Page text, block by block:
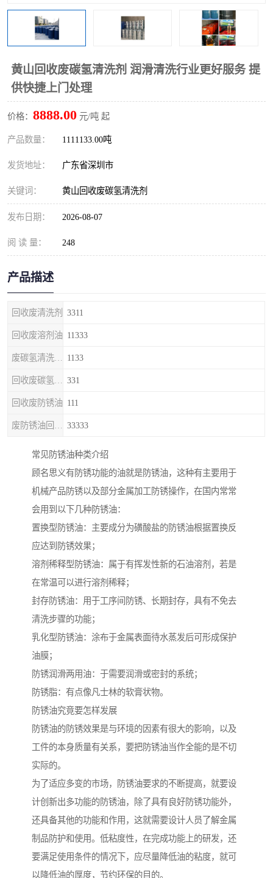
黄山回收废碳氢清洗剂 润滑清洗行业更好服务 提
供快捷上门处理
价格： 8888.00 元/吨 起
产品数量： 1111133.00吨
发货地址： 广东省深圳市
关键词： 黄山回收废碳氢清洗剂
发布日期： 2026-08-07
阅 读 量： 248
产品描述
回收废清洗剂 3311
回收废溶剂油 11333
1133
331
回收废防锈油 111
33333
常见防锈油种类介绍
顾名思义有防锈功能的油就是防锈油，这种有主要用于
机械产品防锈以及部分金属加工防锈操作，在国内常常
会用到以下几种防锈油：
置换型防锈油：主要成分为磺酸盐的防锈油根据置换反
应达到防锈效果；
溶剂稀释型防锈油：属于有挥发性新的石油溶剂，若是
在常温可以进行溶剂稀释；
封存防锈油：用于工序间防锈、长期封存，具有不免去
清洗步骤的功能；
乳化型防锈油：涂布于金属表面待水蒸发后可形成保护
油膜；
防锈润滑两用油：于需要润滑或密封的系统；
防锈脂：有点像凡士林的软膏状物。
防锈油究竟要怎样发展
防锈油的防锈效果是与环境的因素有很大的影响，以及
工件的本身质量有关系，要把防锈油当作全能的是不切
实际的。
为了适应多变的市场，防锈油要求的不断提高，就要设
计创新出多功能的防锈油，除了具有良好防锈功能外，
还具备其他的功能和作用，这就需要设计人员了解金属
制品防护和使用。低粘度性，在完成功能上的研发，还
要满足使用条件的情况下，应尽量降低油的粘度，就可
以降低油的厚度，节约环保的目的。